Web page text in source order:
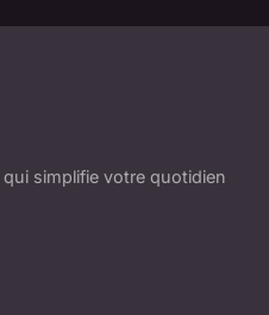
simplifie votre quotidien